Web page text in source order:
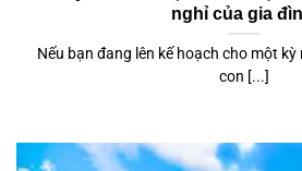
nghỉ của gia
Nếu bạn đang lên kế hoạch cho một
con [...]